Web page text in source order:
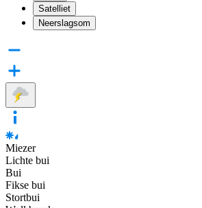
Satelliet
Neerslagsom
Miezer
Lichte bui
Bui
Fikse bui
Stortbui